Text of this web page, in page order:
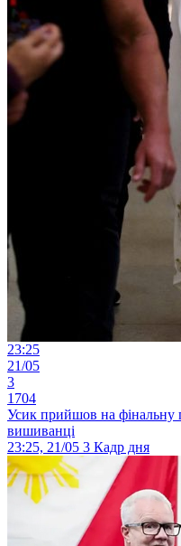
23:25
21/05
3
1704
Усик прийшов на фінальну
вишиванці
23:25, 21/05 3 Кадр дня